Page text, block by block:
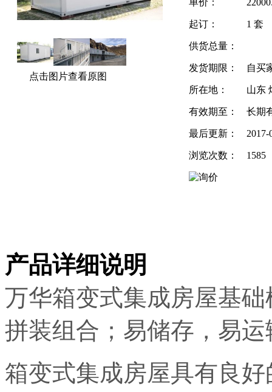
点击图片查看原图
单价：
起订： 1 套
供货总量：
发货期限： 自买
所在地： 山东
有效期至： 长期
最后更新： 2017-
浏览次数： 1585
产品详细说明
万华箱变式集成房屋基
拼装组合；易储存，易运
箱变式集成房屋具有良